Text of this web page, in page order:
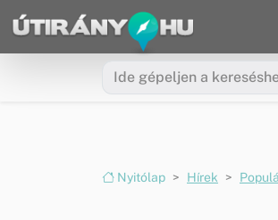
Ugrás a menüre
Ugrás a tartalomra
Nyitólap Hírek